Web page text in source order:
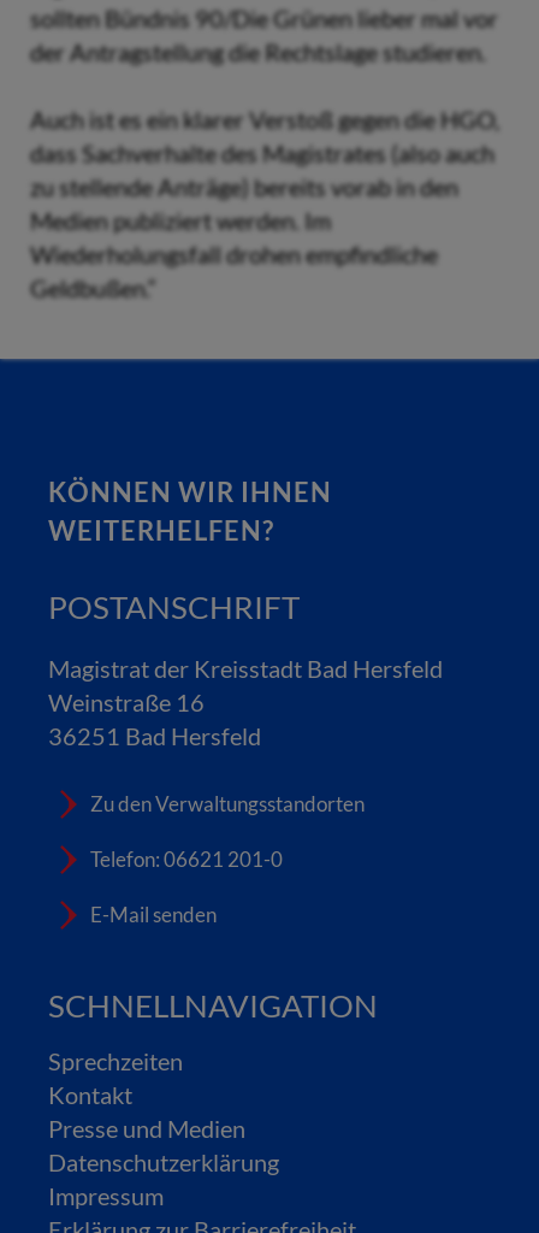
sollten Bündnis 90/Die Grünen lieber mal vor
der Antragstellung die Rechtslage studieren.
Auch ist es ein klarer Verstoß gegen die HGO,
dass Sachverhalte des Magistrates (also auch
zu stellende Anträge) bereits vorab in den
Medien publiziert werden. Im
Wiederholungsfall drohen empfindliche
Geldbußen.“
KÖNNEN WIR IHNEN
WEITERHELFEN?
POSTANSCHRIFT
Magistrat der Kreisstadt Bad Hersfeld
Weinstraße 16
36251 Bad Hersfeld
Zu den Verwaltungsstandorten
Telefon: 06621 201-0
E-Mail senden
SCHNELLNAVIGATION
Sprechzeiten
Kontakt
Presse und Medien
Datenschutzerklärung
Impressum